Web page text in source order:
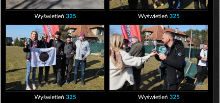
Wyświetleń 325 Wyświetleń 325
Wyświetleń 325 Wyświetleń 325